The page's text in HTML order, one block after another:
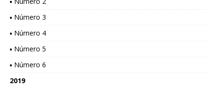
▪ Número 3
▪ Número 4
▪ Número 5
▪ Número 6
2019